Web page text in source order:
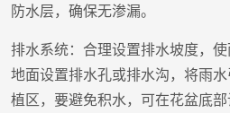
防水层，确保无渗漏。
排水系统：合理设置排水坡度，
地面设置排水孔或排水沟，将雨
植区，要避免积水，可在花盆底